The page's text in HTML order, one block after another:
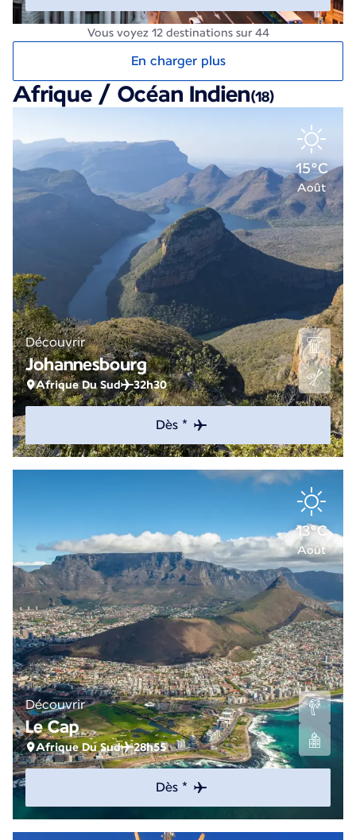
Vous voyez 12 destinations sur 44
En charger plus
Afrique / Océan Indien(18)
15°C
Août
Découvrir
Johannesbourg
Afrique Du Sud 32h30
Dès *
13°C
Août
Découvrir
Le Cap
Afrique Du Sud 28h55
Dès *